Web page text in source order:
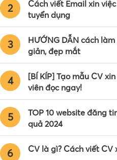
2
Cách viết Email xin
tuyển dụng
3
HƯỚNG DẪN cách
giản, đẹp mắt
4
[BÍ KÍP] Tạo mẫu CV
viên đọc ngay!
5
TOP 10 website đăng
quả 2024
6 CV là gì? Cách viết CV